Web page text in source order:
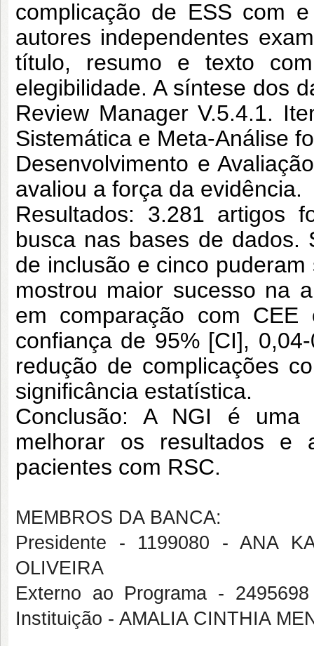
complicação de ESS com
autores independentes
título, resumo e texto
elegibilidade. A síntese dos
Review Manager V.5.4.1.
Sistemática e Meta-Análise
Desenvolvimento e
avaliou a força da evidência.
Resultados: 3.281 artigos
busca nas bases de dados.
de inclusão e cinco
mostrou maior sucesso na
em comparação com CEE
confiança de 95% [CI],
redução de complicações
significância estatística.
Conclusão: A NGI é uma
melhorar os resultados e
pacientes com RSC.
MEMBROS DA BANCA:
Presidente - 1199080 - ANA
OLIVEIRA
Externo ao Programa -
Instituição - AMALIA CINTHIA